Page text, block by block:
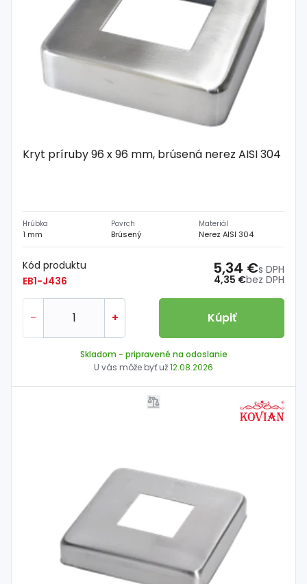
Kryt príruby 96 x 96 mm, brúsená nerez AISI 304
Hrúbka
1 mm
Povrch
Brúsený
Materiál
Nerez AISI 304
Kód produktu
EB1-J436
4,35 €bez DPH
5,34 €s DPH
- + Kúpiť
Skladom - pripravené na odoslanie
U vás môže byť už12.08.2026